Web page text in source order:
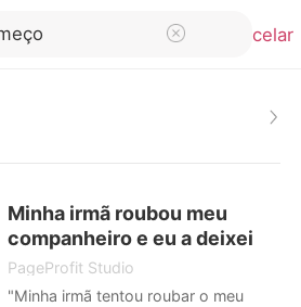
Cancelar
Minha irmã roubou meu
companheiro e eu a deixei
PageProfit Studio
"Minha irmã tentou roubar o meu